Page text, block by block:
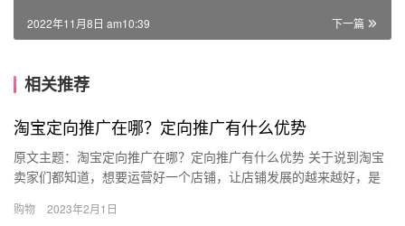
下一篇
2022年11月8日 am10:39
相关推荐
淘宝定向推广在哪？定向推广有什么优势
原文主题：淘宝定向推广在哪？定向推广有什么优势 关于说到淘宝
卖家们都知道，想要运营好一个店铺，让店铺发展的越来越好，是
题。那…
购物 2023年2月1日